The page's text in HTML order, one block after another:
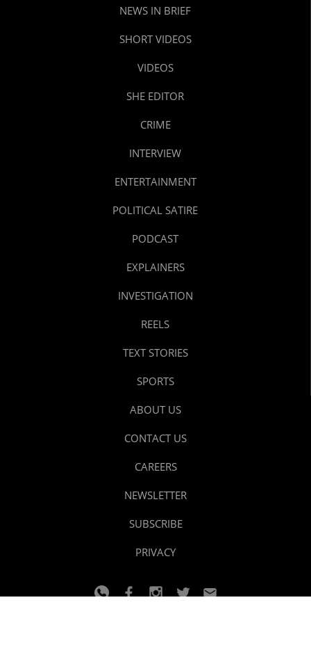
NEWS IN BRIEF
SHORT VIDEOS
VIDEOS
SHE EDITOR
CRIME
INTERVIEW
ENTERTAINMENT
POLITICAL SATIRE
PODCAST
EXPLAINERS
INVESTIGATION
REELS
TEXT STORIES
SPORTS
ABOUT US
CONTACT US
CAREERS
NEWSLETTER
SUBSCRIBE
PRIVACY